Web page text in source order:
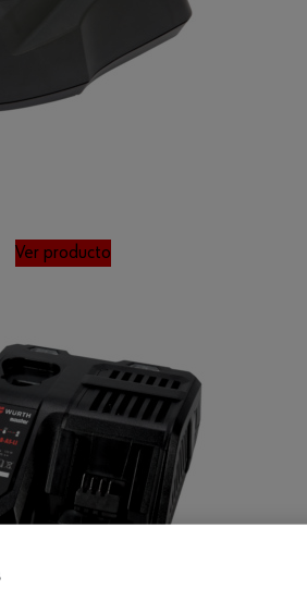
Ver producto